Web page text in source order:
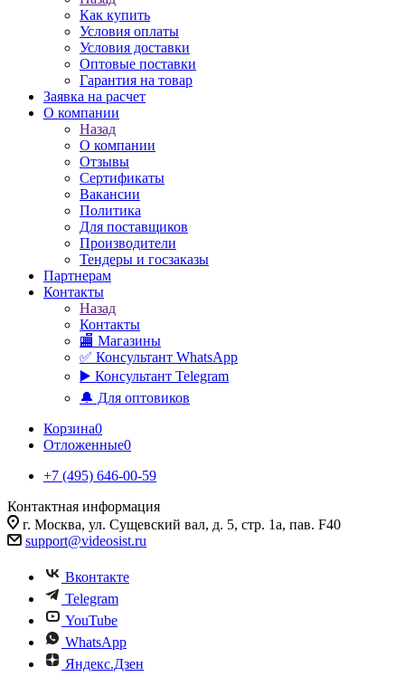
Как купить
Условия оплаты
Условия доставки
Оптовые поставки
Гарантия на товар
Заявка на расчет
О компании
Назад
О компании
Отзывы
Сертификаты
Вакансии
Политика
Для поставщиков
Производители
Тендеры и госзаказы
Партнерам
Контакты
Назад
Контакты
🏬 Магазины
✅️ Консультант WhatsApp
▶️ Консультант Telegram
🔔 Для оптовиков
Корзина0
Отложенные0
+7 (495) 646-00-59
Контактная информация
г. Москва, ул. Сущевский вал, д. 5, стр. 1а, пав. F40
support@videosist.ru
Вконтакте
Telegram
YouTube
WhatsApp
Яндекс.Дзен